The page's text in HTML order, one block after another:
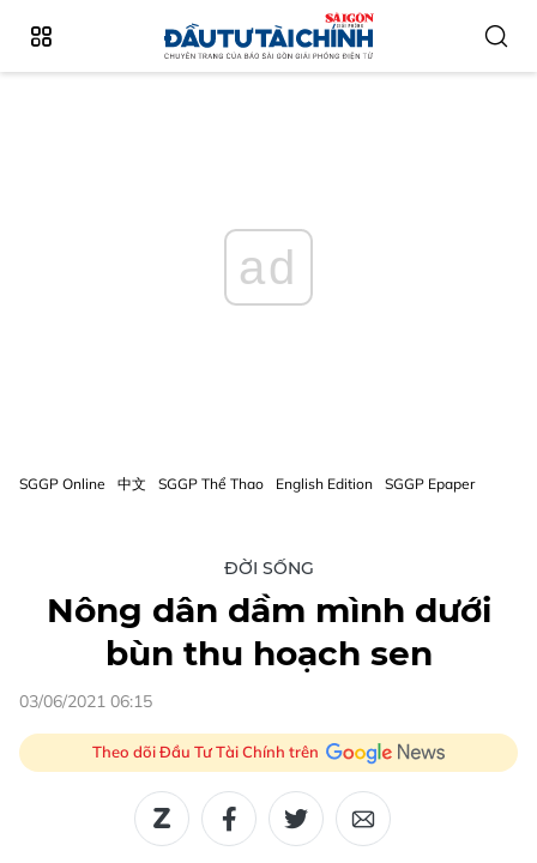
ad
SGGP Online 中文 SGGP Thể Thao English Edition SGGP Epaper
ĐỜI SỐNG
Nông dân dầm mình dưới
bùn thu hoạch sen
03/06/2021 06:15
Theo dõi Đầu Tư Tài Chính trên